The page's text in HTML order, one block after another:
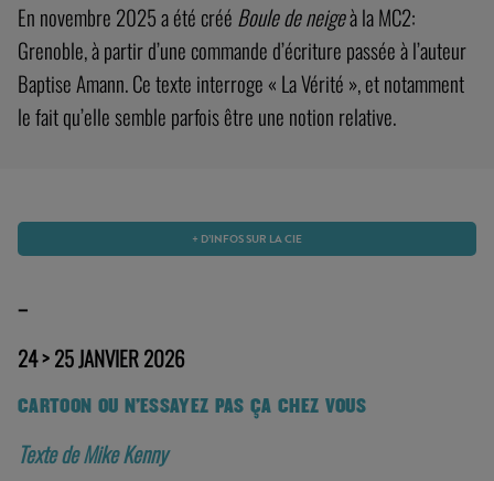
En novembre 2025 a été créé Boule de neigeà la MC2:
Grenoble, à partir d’une commande d’écriture passée à l’auteur
Baptise Amann. Ce texte interroge « La Vérité », et notamment
le fait qu’elle semble parfois être une notion relative.
+ D’INFOS SUR LA CIE
–
24 > 25 JANVIER 2026
CARTOON OU N’ESSAYEZ PAS ÇA CHEZ VOUS
Texte de Mike Kenny